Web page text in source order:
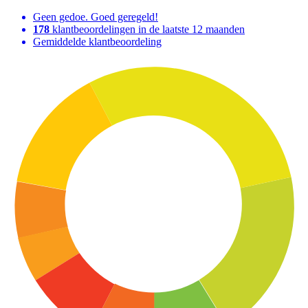
Geen gedoe. Goed geregeld!
178 klantbeoordelingen in de laatste 12 maanden
Gemiddelde klantbeoordeling